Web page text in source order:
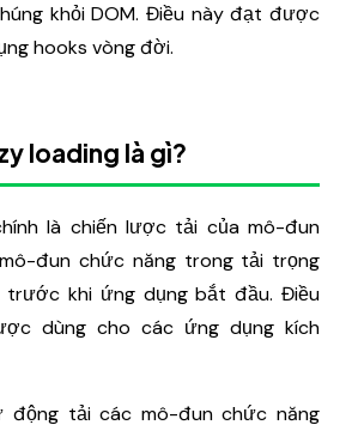
khỏi DOM. Điều này đạt được
hooks vòng đời.
loading là gì?
là chiến lược tải của mô-đun
đun chức năng trong tải trọng
khi ứng dụng bắt đầu. Điều
dùng cho các ứng dụng kích
động tải các mô-đun chức năng